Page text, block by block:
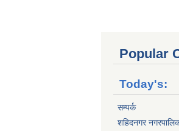
Popular
Today's:
सम्पर्क
शहिदनगर